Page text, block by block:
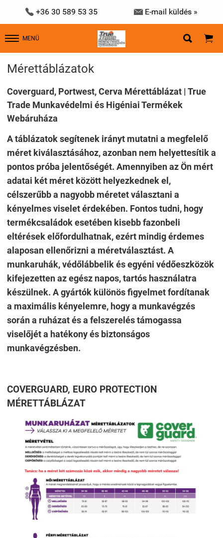
 +36 30 589 53 35  E-mail küldés »
MENÜ  
Mérettáblázatok
Coverguard, Portwest, Cerva Mérettáblázat | True
Trade Munkavédelmi és Higéniai Termékek
Webáruháza
A táblázatok segítenek irányt mutatni a megfelelő
méret kiválasztásához, azonban nem helyettesítik a
pontos próba jelentőségét. Amennyiben az Ön mért
adatai két méret között helyezkednek el,
célszerűbb a nagyobb méretet választani a
kényelmes viselet érdekében. Fontos tudni, hogy
termékcsaládok esetében kisebb fazonbeli
eltérések előfordulhatnak, ezért mindig érdemes
alaposan ellenőrizni a méretválasztást. A
munkaruhák, védőlábbelik és egyéni védőeszközök
kifejezetten az egész napos, tartós használatra
készülnek. A gyártók különös figyelmet fordítanak
a maximális kényelemre, hogy a munkavégzés
során a ruházat és a felszerelés támogassa
viselőjét a hatékony és biztonságos
munkavégzésben.
COVERGUARD, EURO PROTECTION
MÉRETTÁBLÁZAT